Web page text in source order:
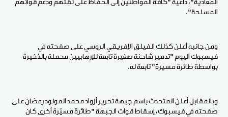
المعادية"، داعية "كافة المواطنين إلى الحفاظ على ثقتهم ودعم قواتهم
المسلحة".
ومن جانبه أعلن كذلك الفيلق الإفريقي الروسي على صفحته في
فيسبوك اليوم "تدمير شاحنة صغيرة تابعة للإرهابيين محملة بالذخيرة
بواسطة طائرة مسيرة" تابعة له.
وبالمقابل أعلن المتحدث باسم جبهة تحرير أزواد محمد المولود رمضان على
صفحته في فيسبوك، إسقاط قوات الجبهة "طائرة مسيّرة أخرى كان